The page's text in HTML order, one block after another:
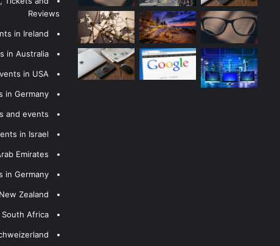
Reviews
in Ireland
in Australia
in USA
in Germany
and events
in Israel
Emirates
in Germany
Zealand
Africa